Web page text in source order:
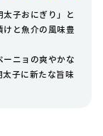
子おにぎり」と
けと魚介の風味豊
ーニョの爽やかな
子に新たな旨味